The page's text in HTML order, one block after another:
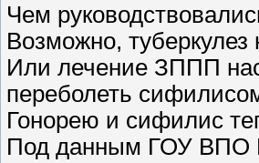
Чем
Возможно,
Или лечение ЗППП
переболеть
Гонорею и сифилис
Под данным ГОУ ВПО